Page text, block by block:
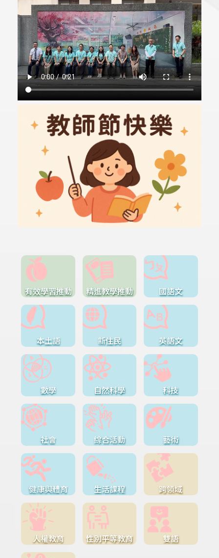
有效學習推動 精進教學推動 國語文
本土語 新住民 英語文
數學 自然科學 科技
社會 綜合活動 藝術
健康與體育 生活課程 跨領域
人權教育 性別平等教育 雙語